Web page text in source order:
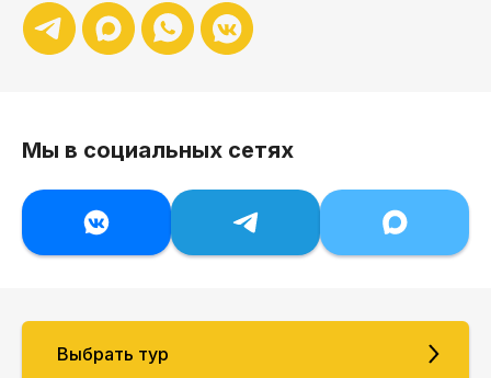
Мы в социальных сетях
Выбрать тур